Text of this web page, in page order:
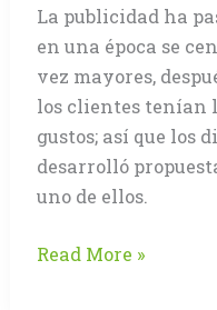
La publicidad ha
en una época se
vez mayores,
los clientes tenían
gustos; así que los
desarrolló
uno de ellos.
¡Dejate
Read More »